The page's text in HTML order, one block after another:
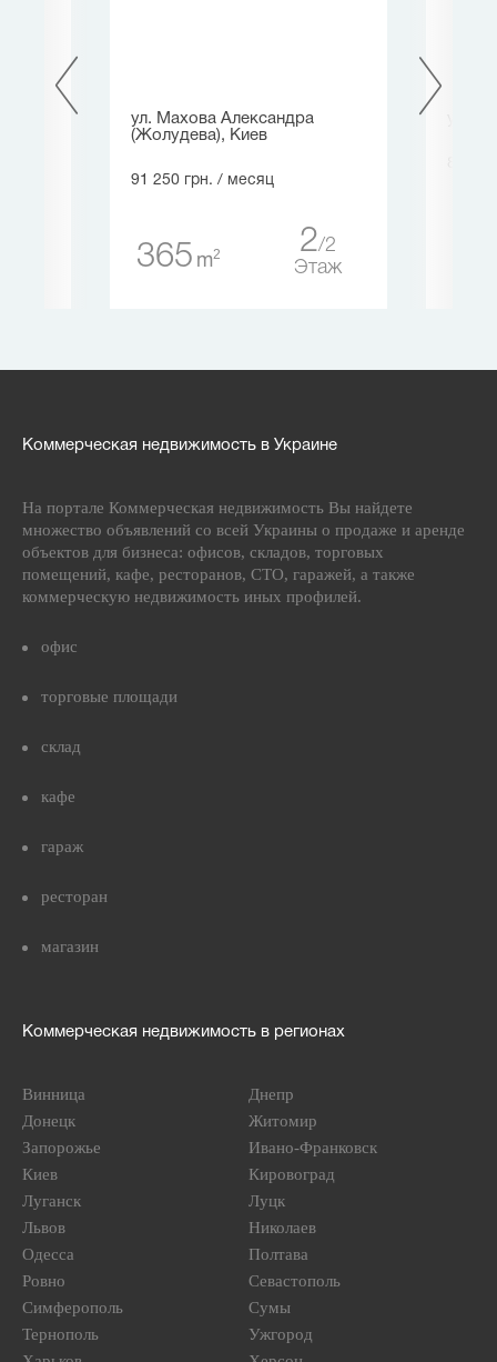
ул. Махова Александра
(Жолудева), Киев
91 250 грн. / месяц
365 m2 2 2
Этаж
Коммерческая недвижимость в Украине
На портале Коммерческая недвижимость Вы найдете
множество объявлений со всей Украины о продаже и аренде
объектов для бизнеса: офисов, складов, торговых
помещений, кафе, ресторанов, СТО, гаражей, а также
коммерческую недвижимость иных профилей.
офис
торговые площади
склад
кафе
гараж
ресторан
магазин
Коммерческая недвижимость в регионах
Винница
Днепр
Донецк
Житомир
Запорожье
Ивано-Франковск
Киев
Кировоград
Луганск
Луцк
Львов
Николаев
Одесса
Полтава
Ровно
Севастополь
Симферополь
Сумы
Тернополь
Ужгород